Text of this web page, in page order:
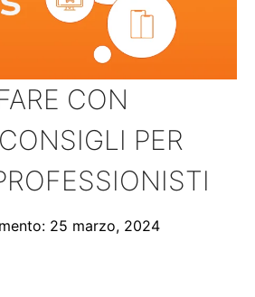
CON
PER
25 marzo, 2024